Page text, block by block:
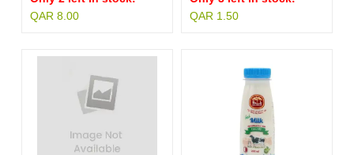
QAR 8.00
QAR 1.50